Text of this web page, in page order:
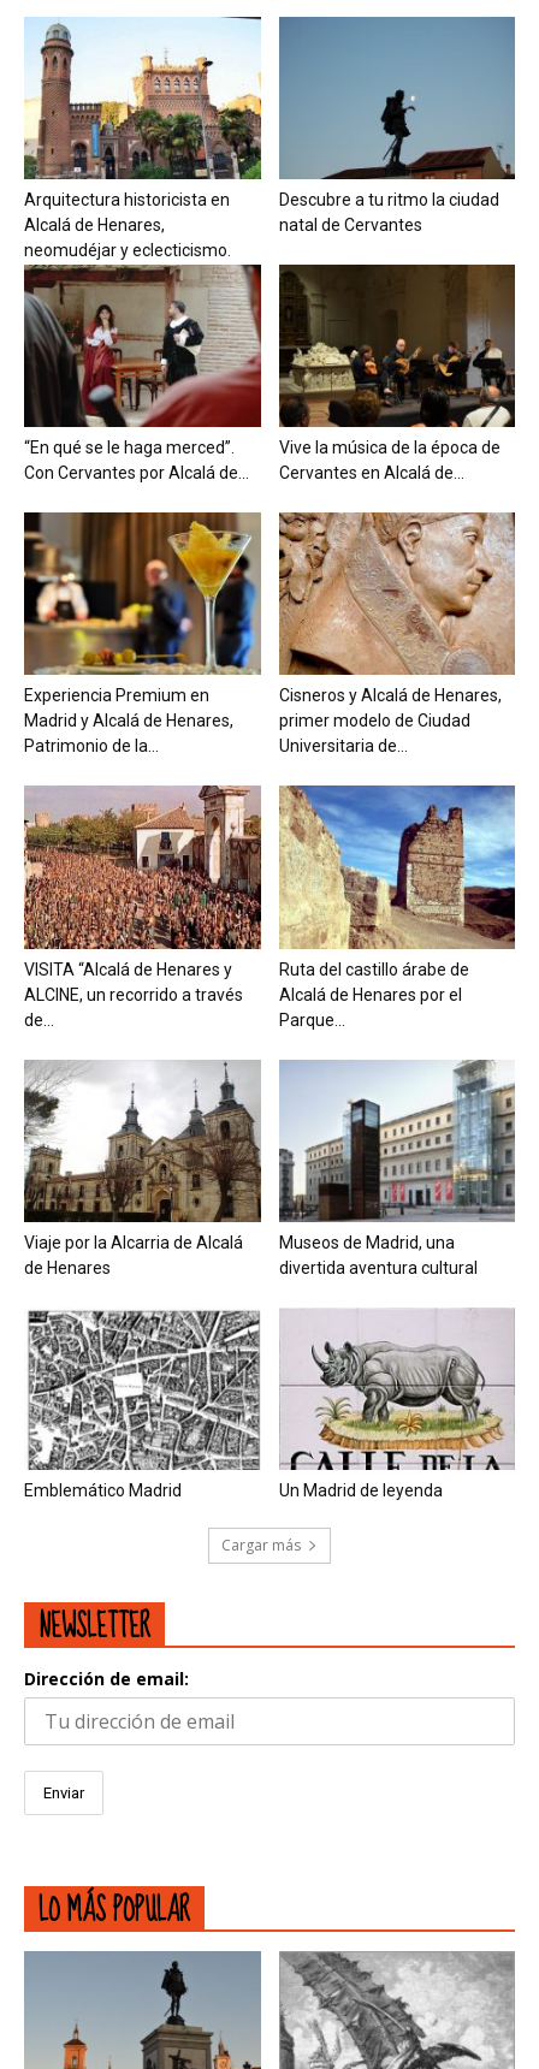
Arquitectura historicista en
Alcalá de Henares,
neomudéjar y eclecticismo.
Descubre a tu ritmo la ciudad
natal de Cervantes
“En qué se le haga merced”.
Con Cervantes por Alcalá de...
Vive la música de la época de
Cervantes en Alcalá de...
Experiencia Premium en
Madrid y Alcalá de Henares,
Patrimonio de la...
Cisneros y Alcalá de Henares,
primer modelo de Ciudad
Universitaria de...
VISITA “Alcalá de Henares y
ALCINE, un recorrido a través
de...
Ruta del castillo árabe de
Alcalá de Henares por el
Parque...
Viaje por la Alcarria de Alcalá
de Henares
Museos de Madrid, una
divertida aventura cultural
Emblemático Madrid Un Madrid de leyenda
Cargar más
NEWSLETTER
Dirección de email:
LO MÁS POPULAR